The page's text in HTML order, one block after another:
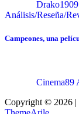
Drako1909
Análisis/Reseña/
Campeones, una
Cinema89
Copyright © 2026 |